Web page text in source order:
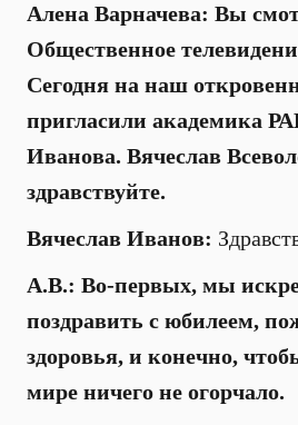
Алена Варначева: Вы
Общественное
Сегодня на наш
пригласили академика
Иванова. Вячеслав
здравствуйте.
Вячеслав Иванов:
А.В.: Во-первых, мы
поздравить с юбилеем,
здоровья, и конечно,
мире ничего не огорчало.